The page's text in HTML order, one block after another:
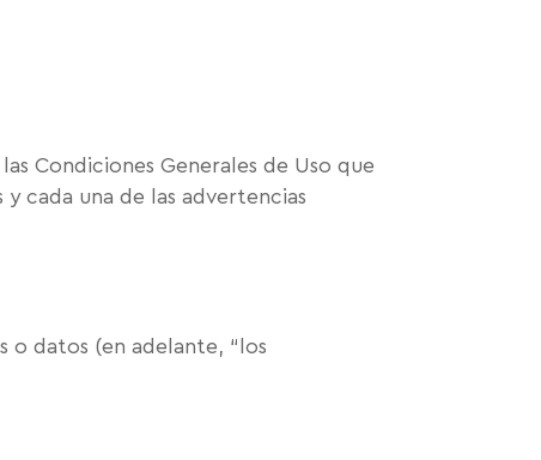
Condiciones Generales de Uso que
cada una de las advertencias
datos (en adelante, “los